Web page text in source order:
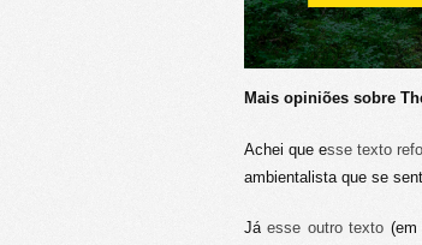
Mais opiniões sobre
Achei que esse texto
ambientalista que se
Já esse outro texto (em